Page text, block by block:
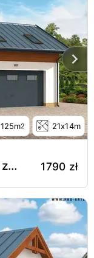
125m2 21x14m
G299 garaż trzystanowiskowy z pomieszczeniem gospodarczym i poddaszem użytkowym 1790 zł